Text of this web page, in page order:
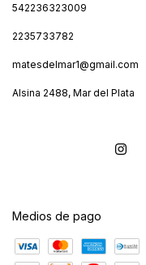
542236323009
2235733782
matesdelmar1@gmail.com
Alsina 2488, Mar del Plata
Medios de pago